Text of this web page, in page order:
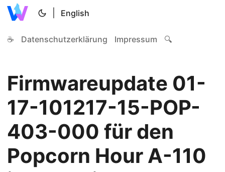
English
☕ Datenschutzerklärung Impressum 🔍
Firmwareupdate 01-
17-101217-15-POP-
403-000 für den
Popcorn Hour A-110